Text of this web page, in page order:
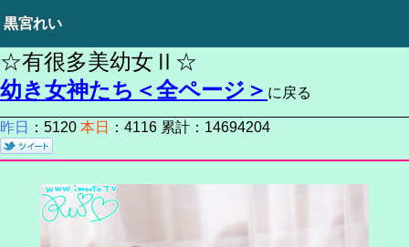
黒宮れい
☆有很多美幼女Ⅱ☆
幼き女神たち＜全ページ＞ に戻る
昨日 ：5120 本日 ：4116 累計：14694204